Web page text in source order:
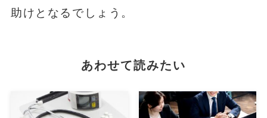
助けとなるでしょう。
あわせて読みたい